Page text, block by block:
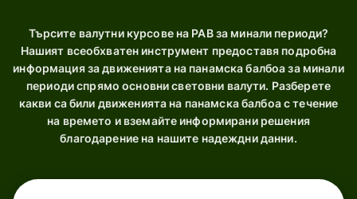
Търсите валутни курсове на PAB за минали периоди?
Нашият всеобхватен инструмент предоставя подробна
информация за движенията на панамска балбоа за минали
периоди спрямо основни световни валути. Разберете
какви са били движенията на панамска балбоа с течение
на времето и вземайте информирани решения
благодарение на нашите надеждни данни.